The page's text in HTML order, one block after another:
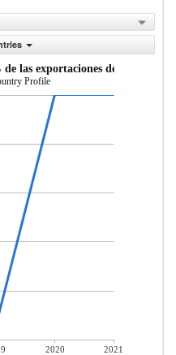
las exportaciones de servicios
Profile
2020 2021